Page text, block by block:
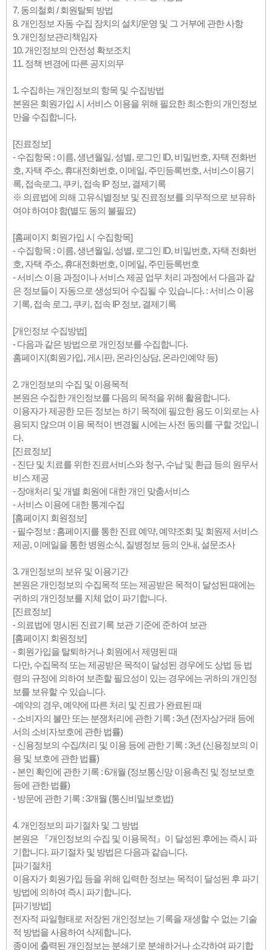
7. 동의철회 / 회원탈퇴 방법
8. 개인정보 자동 수집 장치의 설치/운영 및 그 거부에 관한 사항
9. 개인정보관리책임자
10. 개인정보의 안전성 확보조치
11. 정책 변경에 따른 공지의무
1. 수집하는 개인정보의 항목 및 수집방법
본원은 회원가입 시 서비스 이용을 위해 필요한 최소한의 개인정보
만을 수집합니다.
[진료정보]
- 수집항목 : 이름, 생년월일, 성별, 로그인 ID, 비밀번호, 자택 전화번
호, 자택 주소, 휴대전화번호, 이메일, 주민등록번호, 서비스이용기
록, 접속로그, 쿠키, 접속 IP 정보, 결제기록
※ 의료법에 의해 고유식별정보 및 진료정보를 의무적으로 보유하
여야 하여야 함(별도 동의 불필요)
[홈페이지 회원가입 시 수집항목]
- 수집항목 : 이름, 생년월일, 성별, 로그인 ID, 비밀번호, 자택 전화번
호, 자택 주소, 휴대전화번호, 이메일, 주민등록번호
- 서비스 이용 과정이나 서비스 제공 업무 처리 과정에서 다음과 같
은 정보들이 자동으로 생성되어 수집될 수 있습니다. : 서비스 이용
기록, 접속 로그, 쿠키, 접속 IP 정보, 결제기록
[개인정보 수집방법]
- 다음과 같은 방법으로 개인정보를 수집합니다.
홈페이지(회원가입, 게시판, 온라인상담, 온라인예약 등)
2. 개인정보의 수집 및 이용목적
본원은 수집한 개인정보를 다음의 목적을 위해 활용합니다.
이용자가 제공한 모든 정보는 하기 목적에 필요한 용도 이외로는 사
용되지 않으며 이용 목적이 변경될 시에는 사전 동의를 구할 것입니
다.
[진료정보]
- 진단 및 치료를 위한 진료서비스와 청구, 수납 및 환급 등의 원무서
비스 제공
- 장애처리 및 개별 회원에 대한 개인 맞춤서비스
- 서비스 이용에 대한 통계수집
[홈페이지 회원정보]
- 필수정보 : 홈페이지를 통한 진료 예약, 예약조회 및 회원제 서비스
제공, 이메일을 통한 병원소식, 질병정보 등의 안내, 설문조사
3. 개인정보의 보유 및 이용기간
본원은 개인정보의 수집목적 또는 제공받은 목적이 달성된 때에는
귀하의 개인정보를 지체 없이 파기합니다.
[진료정보]
- 의료법에 명시된 진료기록 보관 기준에 준하여 보관
[홈페이지 회원정보]
- 회원가입을 탈퇴하거나 회원에서 제명된 때
다만, 수집목적 또는 제공받은 목적이 달성된 경우에도 상법 등 법
령의 규정에 의하여 보존할 필요성이 있는 경우에는 귀하의 개인정
보를 보유할 수 있습니다.
-예약의 경우, 예약에 따른 처리 및 진료가 완료된 때
- 소비자의 불만 또는 분쟁처리에 관한 기록 : 3년 (전자상거래 등에
서의 소비자보호에 관한 법률)
- 신용정보의 수집/처리 및 이용 등에 관한 기록 : 3년 (신용정보의 이
용 및 보호에 관한 법률)
- 본인 확인에 관한 기록 : 6개월 (정보통신망 이용촉진 및 정보보호
등에 관한 법률)
- 방문에 관한 기록 : 3개월 (통신비밀보호법)
4. 개인정보의 파기절차 및 그 방법
본원은 『개인정보의 수집 및 이용목적』이 달성된 후에는 즉시 파
기합니다. 파기절차 및 방법은 다음과 같습니다.
[파기절차]
이용자가 회원가입 등을 위해 입력한 정보는 목적이 달성된 후 파기
방법에 의하여 즉시 파기합니다.
[파기방법]
전자적 파일형태로 저장된 개인정보는 기록을 재생할 수 없는 기술
적 방법을 사용하여 삭제합니다.
종이에 출력된 개인정보는 분쇄기로 분쇄하거나 소각하여 파기합